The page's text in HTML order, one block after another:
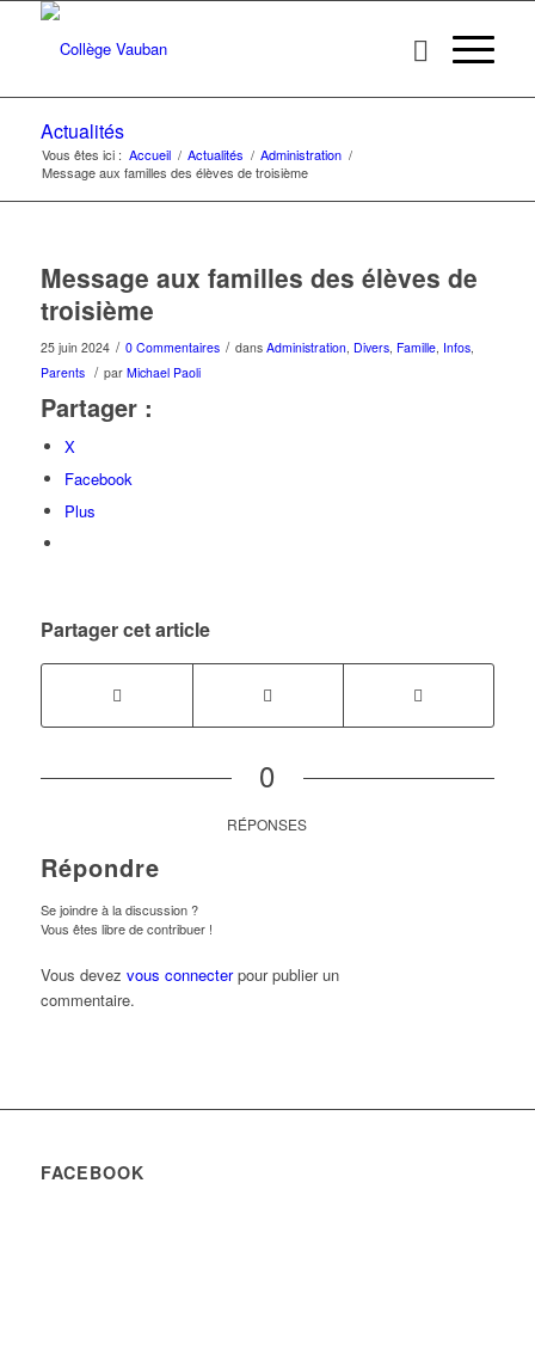
Actualités
Vous êtes ici : Accueil / Actualités / Administration /
Message aux familles des élèves de troisième
Message aux familles des élèves de
troisième
25 juin 2024 / 0 Commentaires / dans Administration, Divers, Famille, Infos,
Parents / par Michael Paoli
Partager :
X
Facebook
Plus
Partager cet article
0
RÉPONSES
Répondre
Se joindre à la discussion ?
Vous êtes libre de contribuer !
Vous devez vous connecterpour publier un
commentaire.
FACEBOOK